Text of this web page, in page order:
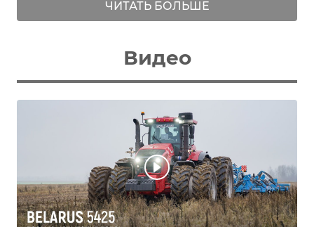
ЧИТАТЬ БОЛЬШЕ
Видео